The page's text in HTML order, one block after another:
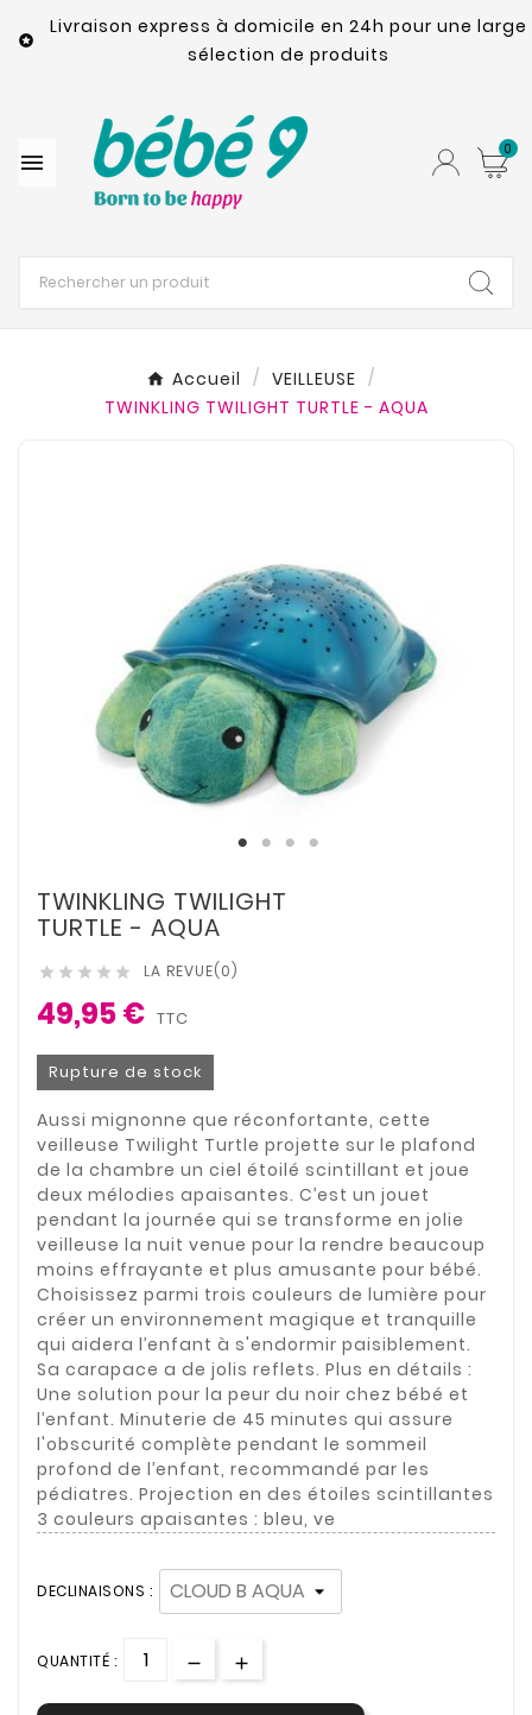

Livraison express à domicile en 24h pour une large
sélection de produits
 0
Accueil
VEILLEUSE
TWINKLING TWILIGHT TURTLE - AQUA
TWINKLING TWILIGHT
TURTLE - AQUA
     LA REVUE(0)
49,95 € TTC
Rupture de stock
Aussi mignonne que réconfortante, cette
veilleuse Twilight Turtle projette sur le plafond
de la chambre un ciel étoilé scintillant et joue
deux mélodies apaisantes. C’est un jouet
pendant la journée qui se transforme en jolie
veilleuse la nuit venue pour la rendre beaucoup
moins effrayante et plus amusante pour bébé.
Choisissez parmi trois couleurs de lumière pour
créer un environnement magique et tranquille
qui aidera l’enfant à s'endormir paisiblement.
Sa carapace a de jolis reflets. Plus en détails :
Une solution pour la peur du noir chez bébé et
l’enfant. Minuterie de 45 minutes qui assure
l'obscurité complète pendant le sommeil
profond de l’enfant, recommandé par les
pédiatres. Projection en des étoiles scintillantes
3 couleurs apaisantes : bleu, ve
DECLINAISONS :
QUANTITÉ :